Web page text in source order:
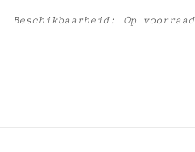
Beschikbaarheid: Op voorraad